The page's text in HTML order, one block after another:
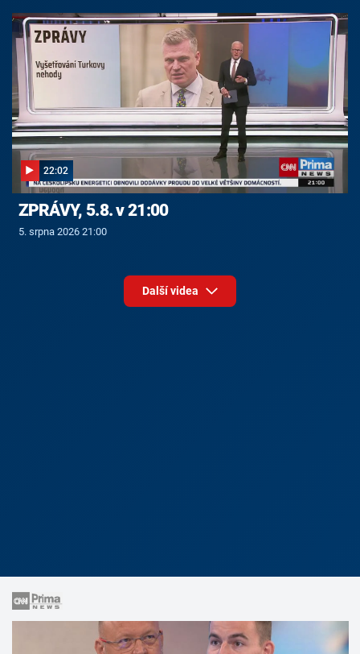
22:02
ZPRÁVY, 5.8. v 21:00
5. srpna 2026 21:00
Další videa